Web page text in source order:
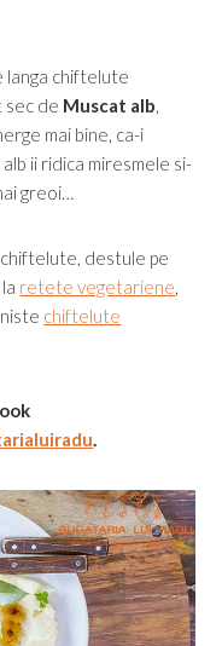
langa chiftelute
sec de Muscat alb
mai bine, ca-i
ii ridica miresmele si-
greoi…
destule pe
, la retete vegetariene
niste chiftelute